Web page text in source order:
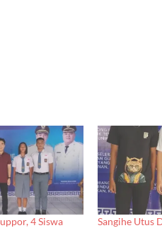
4 Siswa
Sangihe Utus